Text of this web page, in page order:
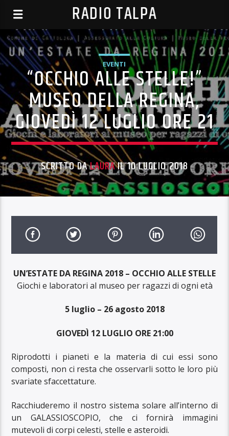
RADIO TALPA
EVENTI
“OCCHIO ALLE STELLE!”
MUSEO DELLA REGINA,
GIOVEDÌ 12 LUGLIO ORE 21
SCRITTO DALAURAIL 10 LUGLIO 2018
UN’ESTATE DA REGINA 2018 – OCCHIO ALLE STELLE
Giochi e laboratori al museo per ragazzi di ogni età
5 luglio – 26 agosto 2018
GIOVEDÌ 12 LUGLIO ORE 21:00
Riprodotti i pianeti e la materia di cui essi sono
composti, non ci resta che osservarli sotto le loro più
svariate sfaccettature.
Racchiuderemo il nostro sistema solare all’interno di
un GALASSIOSCOPIO, che ci fornirà immagini
mutevoli di corpi celesti, stelle e asteroidi.